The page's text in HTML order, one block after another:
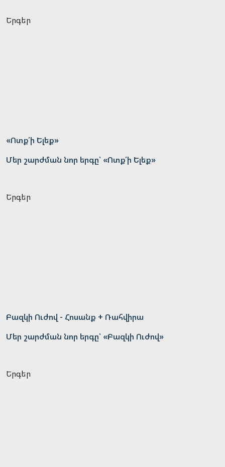
Երգեր
«Ոտք՛ի Ելեք»
Մեր շարժման նոր երգը՝ «Ոտք՛ի Ելեք»
Երգեր
Բազկի Ուժով - Հոսանք + Ռահվիրա
Մեր շարժման նոր երգը՝ «Բազկի Ուժով»
Երգեր